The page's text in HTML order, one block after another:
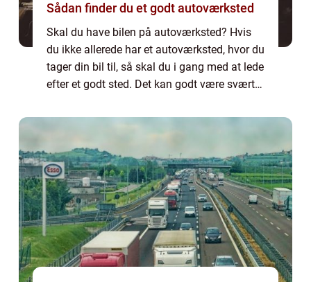
Sådan finder du et godt autoværksted
Skal du have bilen på autoværksted? Hvis
du ikke allerede har et autoværksted, hvor du
tager din bil til, så skal du i gang med at lede
efter et godt sted. Det kan godt være svært
henvende sig til. Særligt fo...